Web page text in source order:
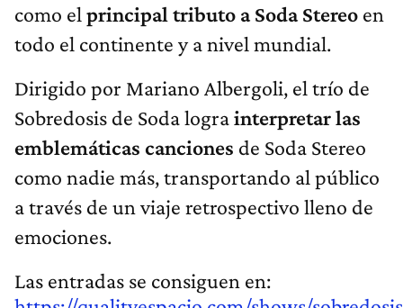
como el principal tributo a Soda Stereo en
todo el continente y a nivel mundial.
Dirigido por Mariano Albergoli, el trío de
Sobredosis de Soda lograinterpretar las
emblemáticas canciones de Soda Stereo
como nadie más, transportando al público
a través de un viaje retrospectivo lleno de
emociones.
Las entradas se consiguen en: